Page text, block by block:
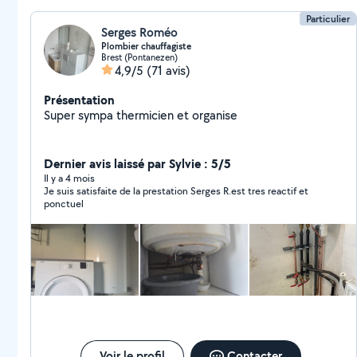
Particulier
Serges Roméo
Plombier chauffagiste
Brest (Pontanezen)
4,9/5 (71 avis)
Présentation
Super sympa thermicien et organise
Dernier avis laissé par Sylvie : 5/5
Il y a 4 mois
Je suis satisfaite de la prestation Serges R.est tres reactif et
ponctuel